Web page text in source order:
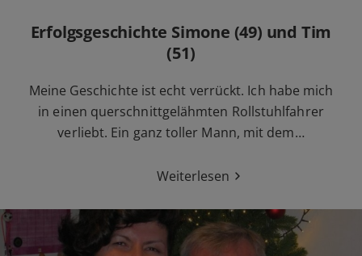
Erfolgsgeschichte Simone (49) und Tim
(51)
Meine Geschichte ist echt verrückt. Ich habe mich
in einen querschnittgelähmten Rollstuhlfahrer
verliebt. Ein ganz toller Mann, mit dem…
Weiterlesen